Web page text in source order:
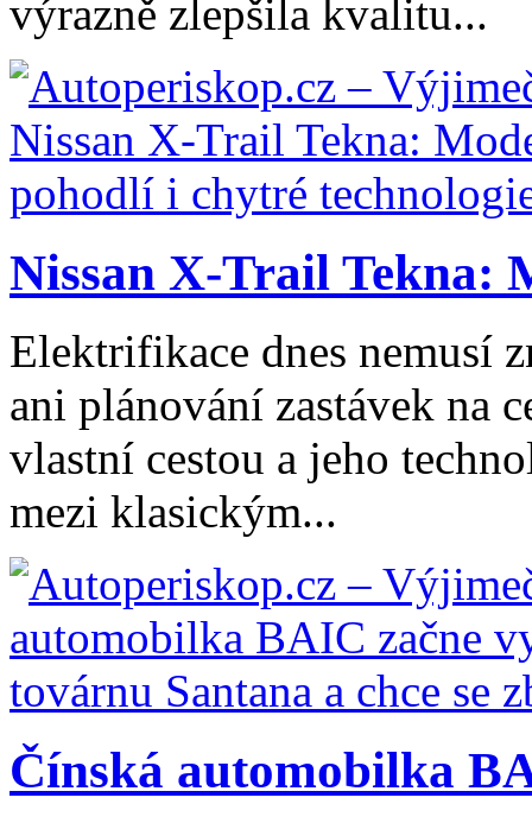
výrazně zlepšila kvalitu...
Nissan X-Trail Tekna:
Elektrifikace dnes nemusí
ani plánování zastávek na
vlastní cestou a jeho
mezi klasickým...
Čínská automobilka